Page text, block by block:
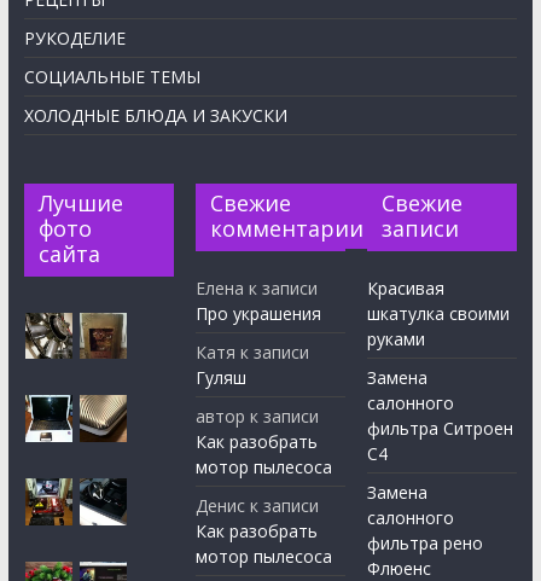
РУКОДЕЛИЕ
СОЦИАЛЬНЫЕ ТЕМЫ
ХОЛОДНЫЕ БЛЮДА И ЗАКУСКИ
Лучшие
фото
сайта
Свежие
комментарии
Елена к записи
Про украшения
Катя к записи
Гуляш
автор к записи
Как разобрать
мотор пылесоса
Денис к записи
Как разобрать
мотор пылесоса
Свежие
записи
Красивая
шкатулка своими
руками
Замена
салонного
фильтра Ситроен
С4
Замена
салонного
фильтра рено
Флюенс